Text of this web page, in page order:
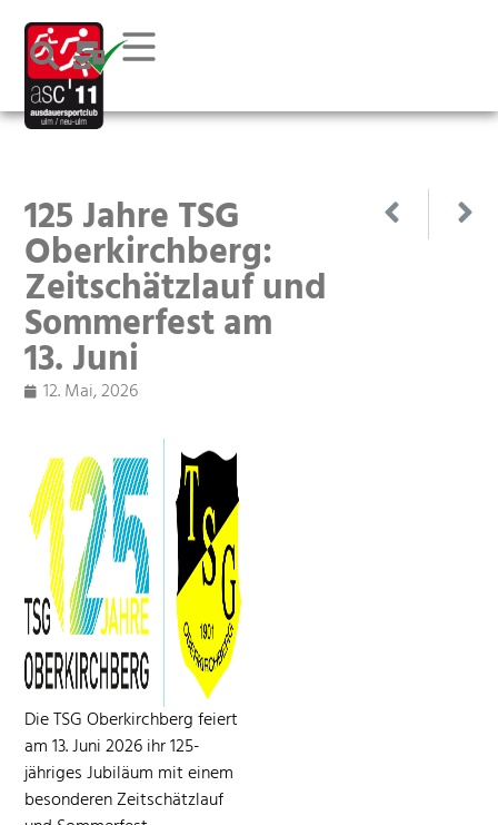
125 Jahre TSG
Oberkirchberg:
Zeitschätzlauf und
Sommerfest am
13. Juni
12. Mai, 2026
Die TSG Oberkirch­berg feiert
am 13. Juni 2026 ihr 125-
jähriges Jubiläum mit einem
beson­deren Zeitschät­zlauf